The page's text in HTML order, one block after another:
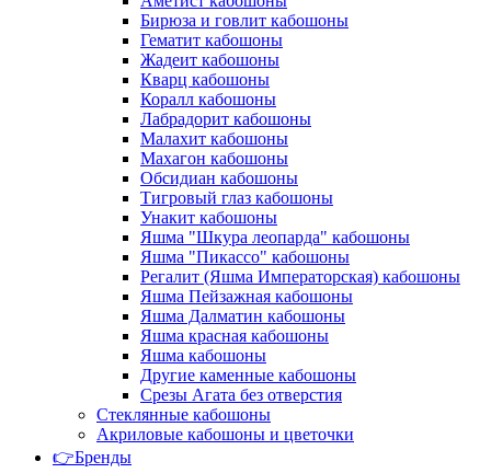
Бирюза и говлит кабошоны
Гематит кабошоны
Жадеит кабошоны
Кварц кабошоны
Коралл кабошоны
Лабрадорит кабошоны
Малахит кабошоны
Махагон кабошоны
Обсидиан кабошоны
Тигровый глаз кабошоны
Унакит кабошоны
Яшма "Шкура леопарда" кабошоны
Яшма "Пикассо" кабошоны
Регалит (Яшма Императорская) кабошоны
Яшма Пейзажная кабошоны
Яшма Далматин кабошоны
Яшма красная кабошоны
Яшма кабошоны
Другие каменные кабошоны
Срезы Агата без отверстия
Стеклянные кабошоны
Акриловые кабошоны и цветочки
👉Бренды